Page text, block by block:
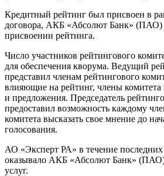
Кредитный рейтинг был присвоен в
договора, АКБ «Абсолют Банк» (ПАО)
присвоении рейтинга.
Число участников рейтингового
для обеспечения кворума. Ведущий
представил членам рейтингового
влияющие на рейтинг, члены
и предложения. Председатель
предоставил возможность каждому
комитета высказать свое мнение до
голосования.
АО «Эксперт РА» в течение последних
оказывало АКБ «Абсолют Банк»
услуг.